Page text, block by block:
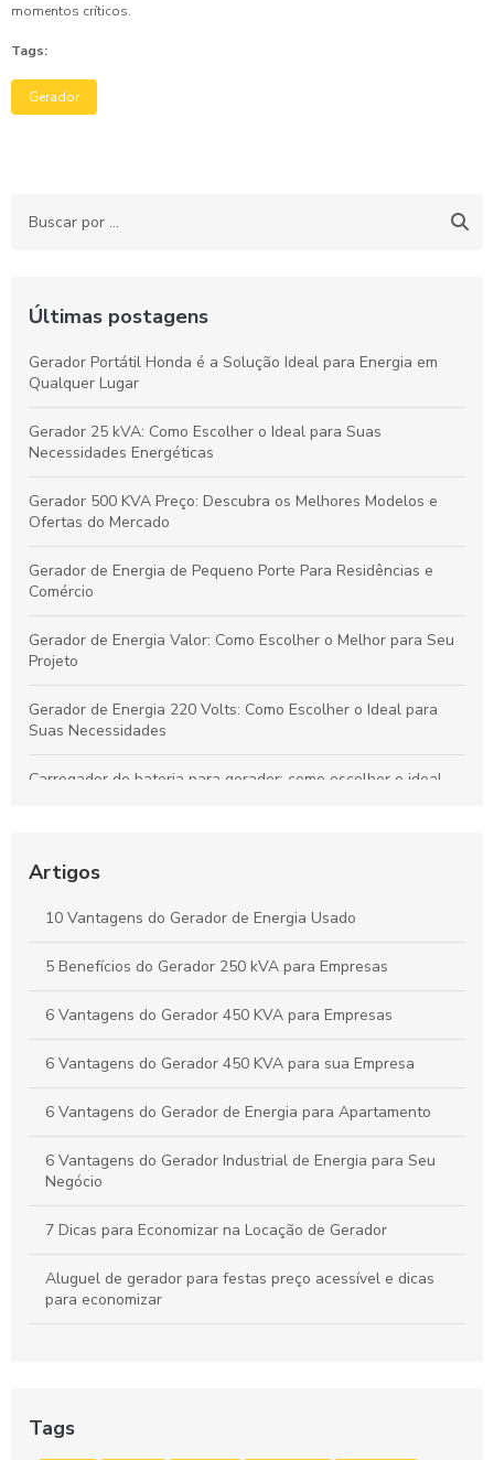
momentos críticos.
Tags:
Gerador
Últimas postagens
Gerador Portátil Honda é a Solução Ideal para Energia em
Qualquer Lugar
Gerador 25 kVA: Como Escolher o Ideal para Suas
Necessidades Energéticas
Gerador 500 KVA Preço: Descubra os Melhores Modelos e
Ofertas do Mercado
Gerador de Energia de Pequeno Porte Para Residências e
Comércio
Gerador de Energia Valor: Como Escolher o Melhor para Seu
Projeto
Gerador de Energia 220 Volts: Como Escolher o Ideal para
Suas Necessidades
Carregador de bateria para gerador: como escolher o ideal
Ideal
Locação de Gerador Preço: Descubra O Que Influencia os
Custos e Como Economizar
Grupo Gerador Stemac: Potência e Confiabilidade para Seu
Negócio
Artigos
10 Vantagens do Gerador de Energia Usado
5 Benefícios do Gerador 250 kVA para Empresas
6 Vantagens do Gerador 450 KVA para Empresas
6 Vantagens do Gerador 450 KVA para sua Empresa
6 Vantagens do Gerador de Energia para Apartamento
6 Vantagens do Gerador Industrial de Energia para Seu
Negócio
7 Dicas para Economizar na Locação de Gerador
Aluguel de gerador para festas preço acessível e dicas
para economizar
Tags